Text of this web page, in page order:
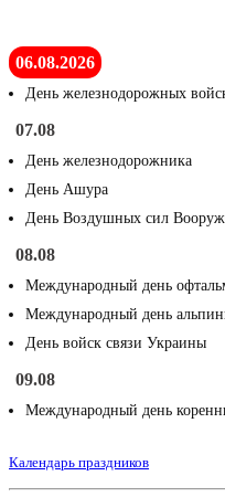
06.08.2026
День железнодорожных
07.08
День железнодорожника
День Ашура
День Воздушных сил
08.08
Международный день
Международный день
День войск связи Украины
09.08
Международный день
Календарь праздников